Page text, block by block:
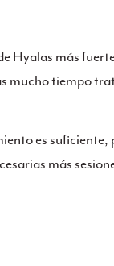
Hyalas más
mucho tiempo
es suficiente,
más